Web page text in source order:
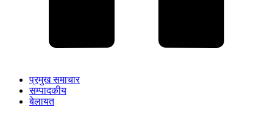
प्रमुख समाचार
सम्पादकीय
बेलायत